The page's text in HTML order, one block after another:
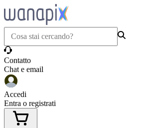
Contatto
Chat e email
Accedi
Entra o registrati